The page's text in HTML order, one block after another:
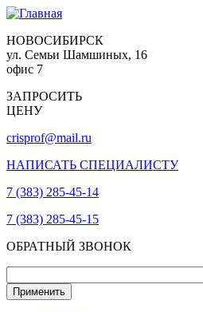
НОВОСИБИРСК
ул. Семьи Шамшиных, 16
офис 7
ЗАПРОСИТЬ
ЦЕНУ
crisprof@mail.ru
НАПИСАТЬ СПЕЦИАЛИСТУ
7 (383) 285-45-14
7 (383) 285-45-15
ОБРАТНЫЙ ЗВОНОК